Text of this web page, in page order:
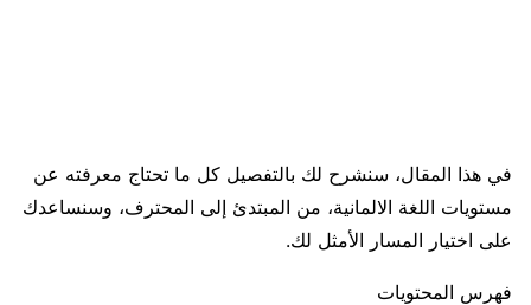
في هذا المقال، سنشرح لك بالتفصيل كل ما تحتاج معرفته عن
مستويات اللغة الالمانية، من المبتدئ إلى المحترف، وسنساعدك
على اختيار المسار الأمثل لك.
فهرس المحتويات